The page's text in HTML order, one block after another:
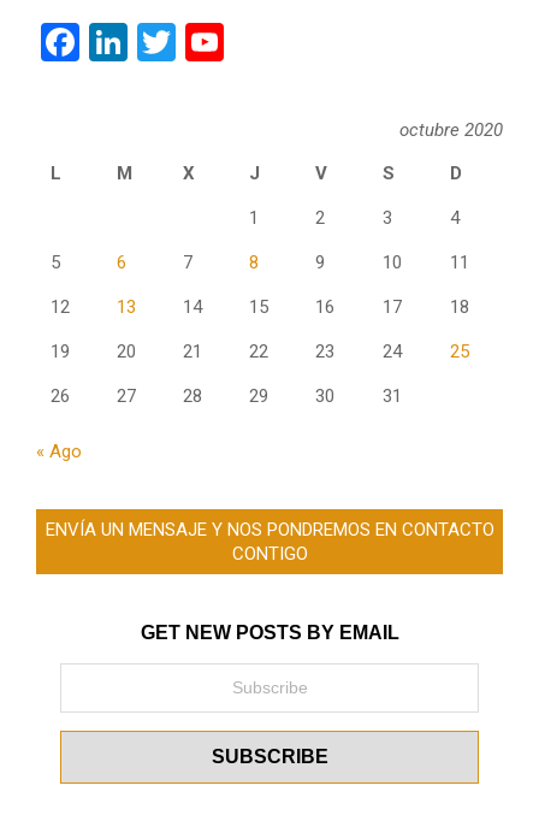
Facebook
LinkedIn
Twitter
octubre 2020
L
M X J V S D
1 2 3 4
5 6 7 8 9 10 11
12 13 14 15 16 17 18
19 20 21 22 23 24 25
26 27 28 29 30 31
« Ago
ENVÍA UN MENSAJE Y NOS PONDREMOS EN CONTACTO
CONTIGO
GET NEW POSTS BY EMAIL